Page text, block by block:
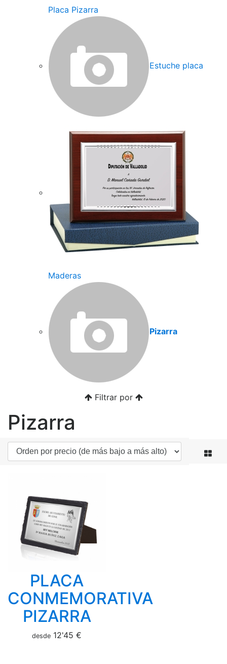
Placa Pizarra
Estuche placa
Maderas
Pizarra
Filtrar por
Pizarra
PLACA
CONMEMORATIVA
PIZARRA
desde 12'45 €